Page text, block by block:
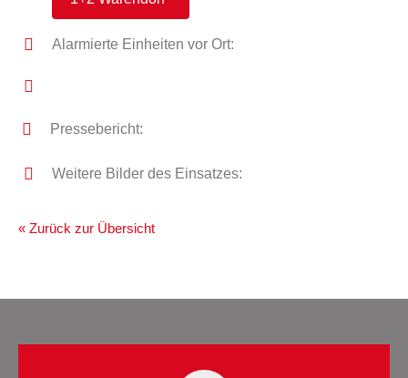
Alarmierte Einheiten vor Ort:
Pressebericht:
Weitere Bilder des Einsatzes:
« Zurück zur Übersicht